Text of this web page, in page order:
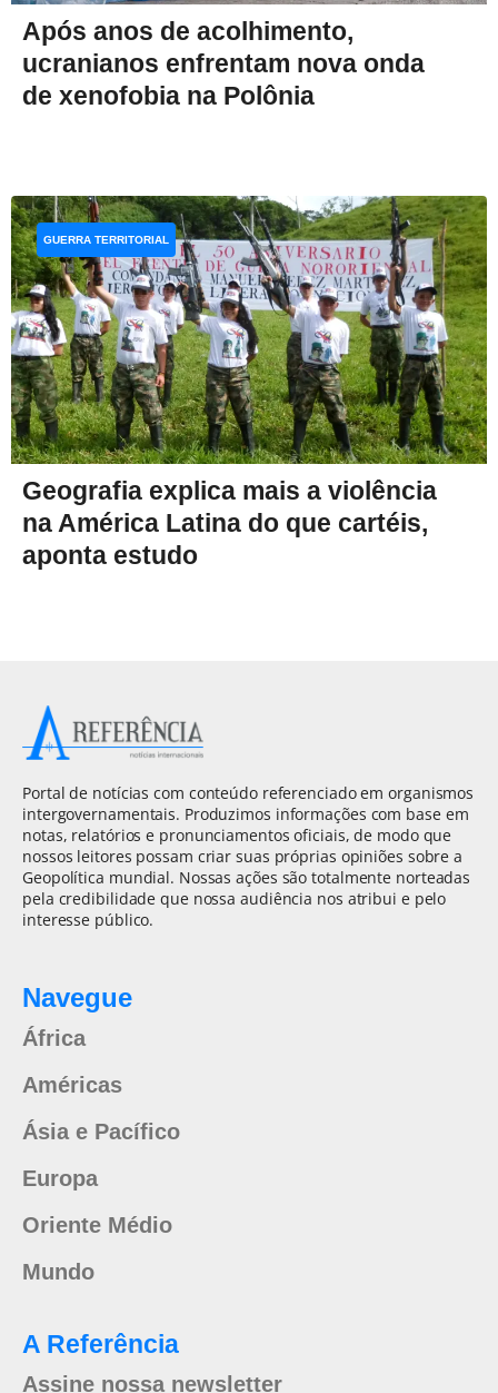
Após anos de acolhimento,
ucranianos enfrentam nova onda
de xenofobia na Polônia
Geografia explica mais a violência
na América Latina do que cartéis,
aponta estudo
GUERRA TERRITORIAL
Portal de notícias com conteúdo referenciado em organismos
intergovernamentais. Produzimos informações com base em
notas, relatórios e pronunciamentos oficiais, de modo que
nossos leitores possam criar suas próprias opiniões sobre a
Geopolítica mundial. Nossas ações são totalmente norteadas
pela credibilidade que nossa audiência nos atribui e pelo
interesse público.
Navegue
África
Américas
Ásia e Pacífico
Europa
Oriente Médio
Mundo
A Referência
Assine nossa newsletter